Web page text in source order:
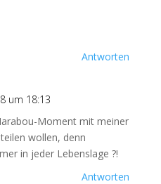
Antworten
um 18:13
Moment mit meiner
wollen, denn
in jeder Lebenslage ?!
Antworten